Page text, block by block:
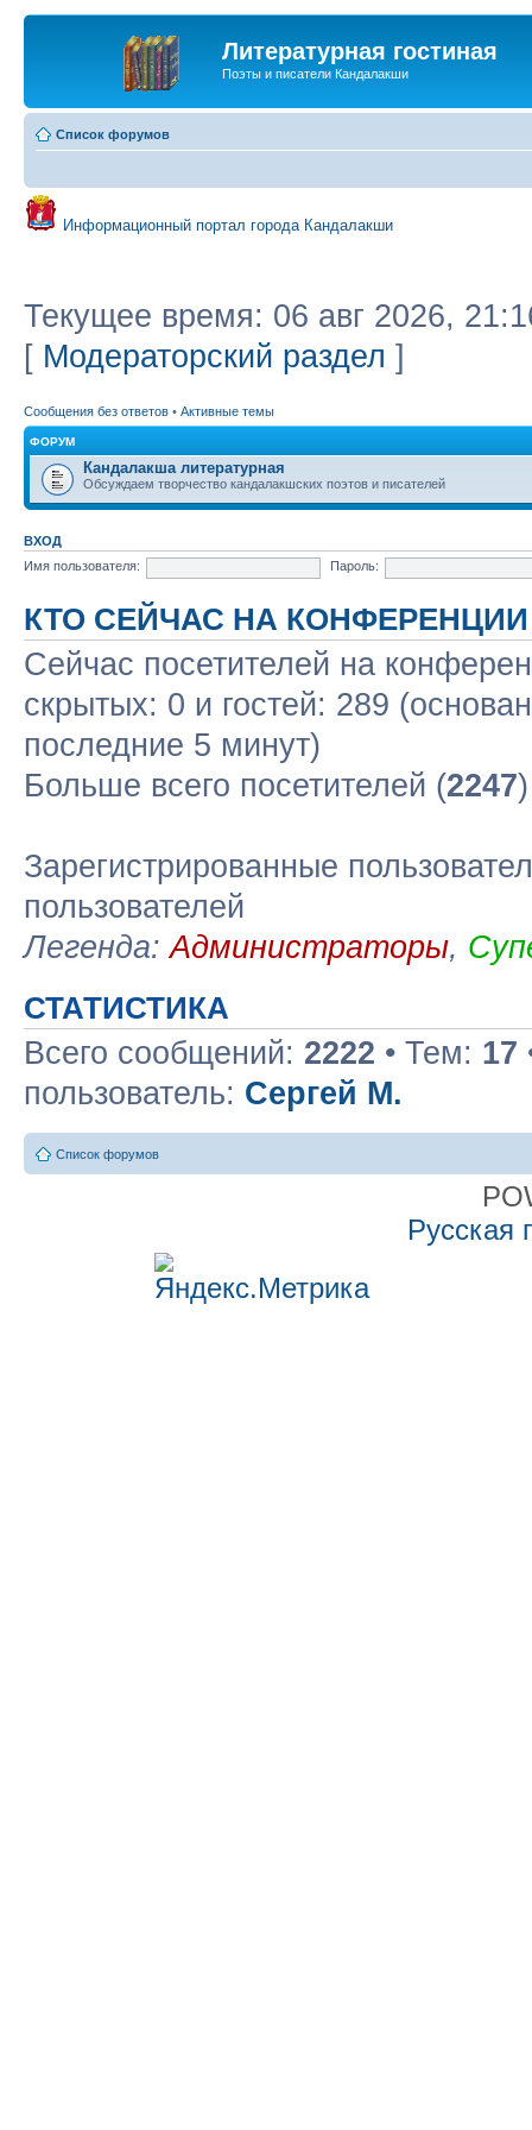
Литературная гостиная
Поэты и писатели Кандалакши
Список форумов
Информационный портал города Кандалакши
Текущее время: 06 авг 2026,
[ Модераторский раздел ]
Сообщения без ответов • Активные темы
ФОРУМ
Кандалакша литературная
Обсуждаем творчество кандалакшских поэтов и писателей
ВХОД
Имя пользователя:
Пароль:
КТО СЕЙЧАС НА КОНФЕРЕНЦИИ
Сейчас посетителей на
скрытых: 0 и гостей: 289
последние 5 минут)
Больше всего посетителей (2247
Зарегистрированные
пользователей
Легенда:Администраторы,
СТАТИСТИКА
Всего сообщений: 2222 • Тем: 17
пользователь: Сергей М.
Список форумов
Русская